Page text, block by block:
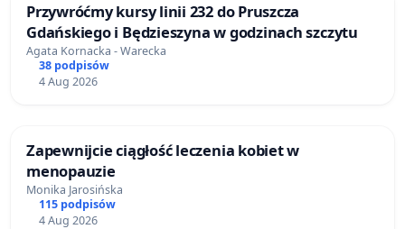
Przywróćmy kursy linii 232 do Pruszcza
Gdańskiego i Będzieszyna w godzinach szczytu
Agata Kornacka - Warecka
38 podpisów
4 Aug 2026
Zapewnijcie ciągłość leczenia kobiet w
menopauzie
Monika Jarosińska
115 podpisów
4 Aug 2026